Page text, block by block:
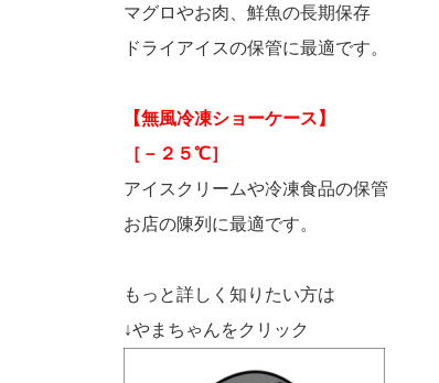
マグロやお肉、鮮魚の長期保存
ドライアイスの保管に最適です。
【無風冷凍ショーケース】
［－２５℃］
アイスクリームや冷凍食品の保管
お店の陳列に最適です。
もっと詳しく知りたい方は
↓やまちゃんをクリック